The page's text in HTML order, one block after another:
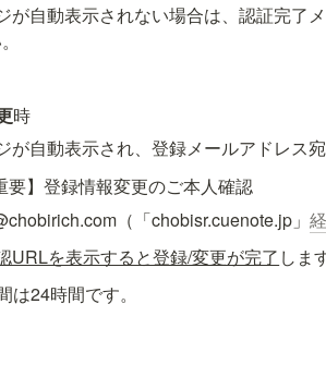
が自動表示されない場合は、認証完了
時
が自動表示され、登録メールアドレス
要】登録情報変更のご本人確認
（「chobisr.cuenote.jp」
URLを表示すると登録/変更が完了 しま
24時間です。